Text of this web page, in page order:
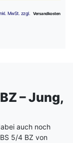
– Jung,
auch noch
5/4 BZ von